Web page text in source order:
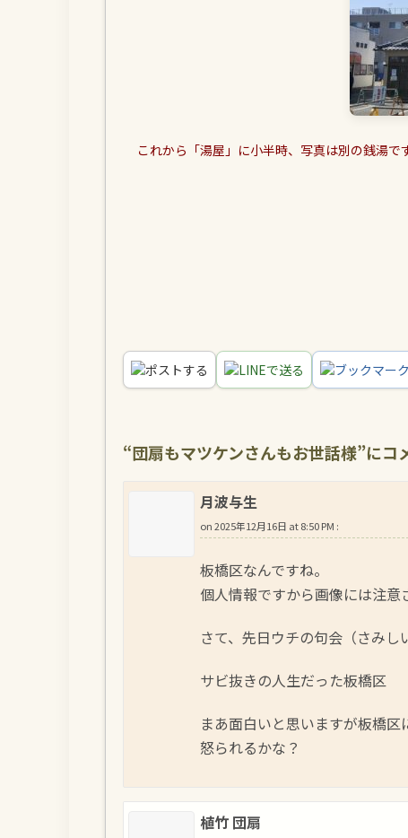
これから「湯屋」に小半時、写真は別の銭湯です
ポストする LINEで送る ブックマーク
“団扇もマツケンさんもお世話様”にコ
月波与生
on2025年12月16日 at 8:50 PM :
板橋区なんですね。
個人情報ですから画像には注意
さて、先日ウチの句会（さみし
サビ抜きの人生だった板橋区
まあ面白いと思いますが板橋区
怒られるかな？
植竹 団扇